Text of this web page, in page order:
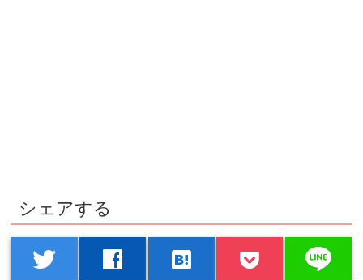
シェアする
twitter facebook hatenabookmark line